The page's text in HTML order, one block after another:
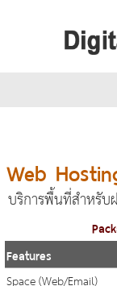
Web
บริการพื้นที่สำหรับ
Features